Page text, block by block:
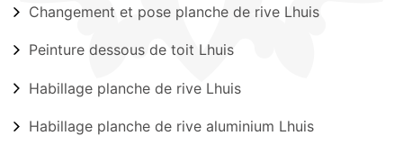
Changement et pose planche de rive Lhuis
Peinture dessous de toit Lhuis
Habillage planche de rive Lhuis
Habillage planche de rive aluminium Lhuis